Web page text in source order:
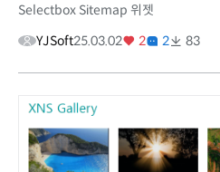
Selectbox Sitemap 위젯
YJSoft25.03.02 2 2 83